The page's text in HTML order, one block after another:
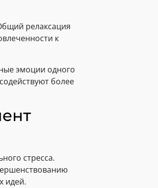
релаксация
к
эмоции одного
более
стресса.
идей.